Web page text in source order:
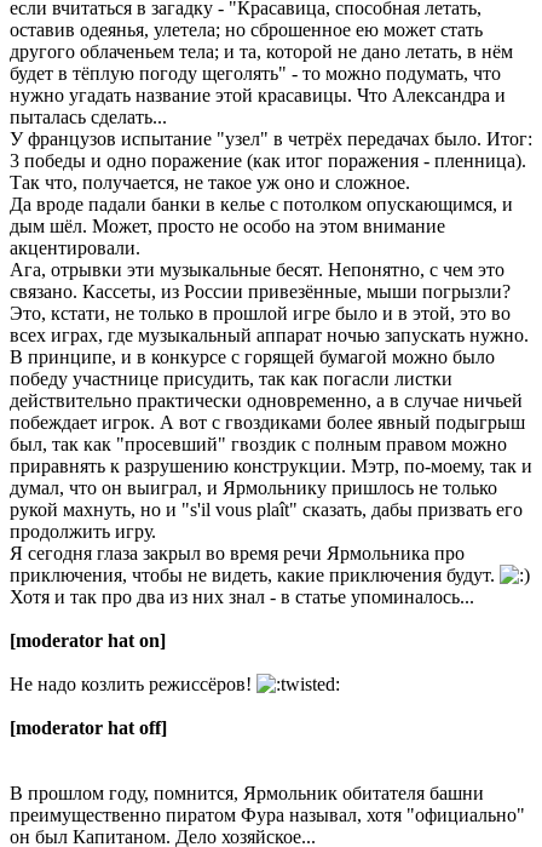
если вчитаться в загадку - "Красавица, способная летать,
оставив одеянья, улетела; но сброшенное ею может стать
другого облаченьем тела; и та, которой не дано летать, в нём
будет в тёплую погоду щеголять" - то можно подумать, что
нужно угадать название этой красавицы. Что Александра и
пыталась сделать...
У французов испытание "узел" в четрёх передачах было. Итог:
3 победы и одно поражение (как итог поражения - пленница).
Так что, получается, не такое уж оно и сложное.
Да вроде падали банки в келье с потолком опускающимся, и
дым шёл. Может, просто не особо на этом внимание
акцентировали.
Ага, отрывки эти музыкальные бесят. Непонятно, с чем это
связано. Кассеты, из России привезённые, мыши погрызли?
Это, кстати, не только в прошлой игре было и в этой, это во
всех играх, где музыкальный аппарат ночью запускать нужно.
В принципе, и в конкурсе с горящей бумагой можно было
победу участнице присудить, так как погасли листки
действительно практически одновременно, а в случае ничьей
побеждает игрок. А вот с гвоздиками более явный подыгрыш
был, так как "просевший" гвоздик с полным правом можно
приравнять к разрушению конструкции. Мэтр, по-моему, так и
думал, что он выиграл, и Ярмольнику пришлось не только
рукой махнуть, но и "s'il vous plaît" сказать, дабы призвать его
продолжить игру.
Я сегодня глаза закрыл во время речи Ярмольника про
приключения, чтобы не видеть, какие приключения будут.
Хотя и так про два из них знал - в статье упоминалось...
[moderator hat on]
Не надо козлить режиссёров!
[moderator hat off]
В прошлом году, помнится, Ярмольник обитателя башни
преимущественно пиратом Фура называл, хотя "официально"
он был Капитаном. Дело хозяйское...